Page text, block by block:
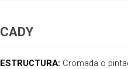
CADY
ESTRUCTURA: Cromada o